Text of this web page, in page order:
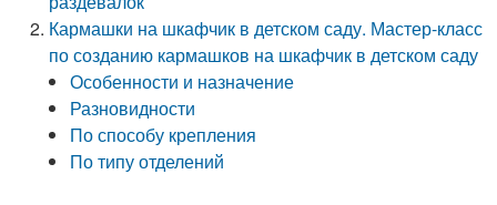
Кармашки на шкафчик в детском саду. Мастер-класс
по созданию кармашков на шкафчик в детском саду
Особенности и назначение
Разновидности
По способу крепления
По типу отделений